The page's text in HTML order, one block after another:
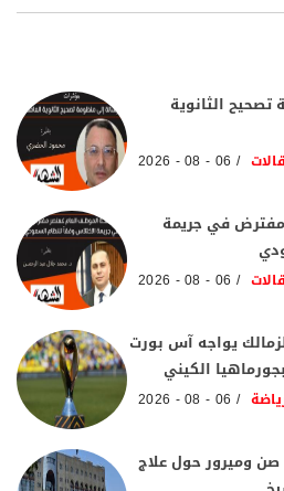
الثانوية
06 - 08 - 2026
مفترض في جريمة
06 - 08 - 2026
يواجه آس بورت
الكيني
06 - 08 - 2026
صن وميرور حول علاج